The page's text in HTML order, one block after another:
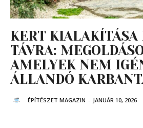
KERT KIALAKÍTÁSA
TÁVRA:
AMELYEK NEM
ÁLLANDÓ
ÉPÍTÉSZET MAGAZIN - JANUÁR 10, 2026